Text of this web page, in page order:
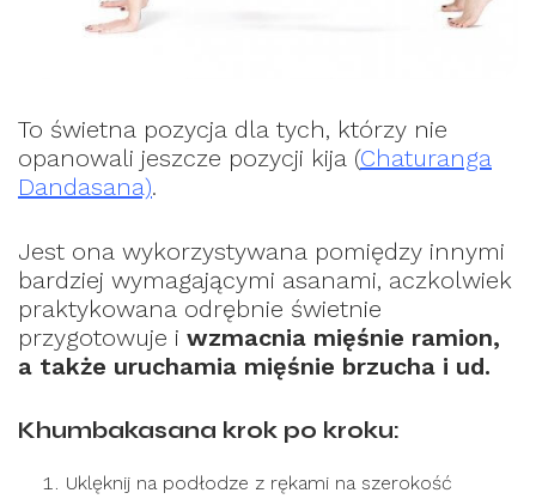
To świetna pozycja dla tych, którzy nie
opanowali jeszcze pozycji kija (Chaturanga
Dandasana).
Jest ona wykorzystywana pomiędzy innymi
bardziej wymagającymi asanami, aczkolwiek
praktykowana odrębnie świetnie
przygotowuje i wzmacnia mięśnie ramion,
a także uruchamia mięśnie brzucha i ud.
Khumbakasana krok po kroku:
Uklęknij na podłodze z rękami na szerokość